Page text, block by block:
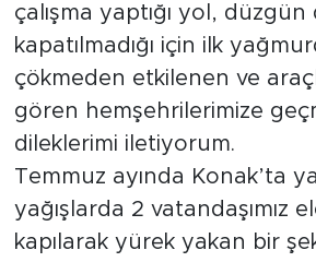
çalışma yaptığı yol,
kapatılmadığı için ilk
çökmeden etkilenen ve
gören hemşehrilerimize
dileklerimi iletiyorum.
Temmuz ayında Konak’ta
yağışlarda 2 vatandaşımız
kapılarak yürek yakan bir